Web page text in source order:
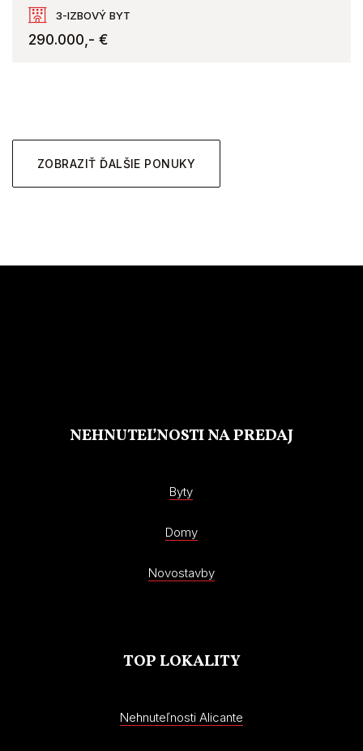
Benidorm
3-IZBOVÝ BYT
290.000,- €
ZOBRAZIŤ ĎALŠIE PONUKY
NEHNUTEĽNOSTI NA PREDAJ
Byty
Domy
Novostavby
TOP LOKALITY
Nehnuteľnosti Alicante